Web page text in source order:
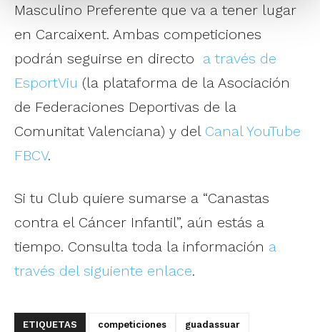
Masculino Preferente que va a tener lugar
en Carcaixent. Ambas competiciones
podrán seguirse en directo a través de
EsportViu (la plataforma de la Asociación
de Federaciones Deportivas de la
Comunitat Valenciana) y del Canal YouTube
FBCV.
Si tu Club quiere sumarse a “Canastas
contra el Cáncer Infantil”, aún estás a
tiempo. Consulta toda la información a
través del siguiente enlace.
ETIQUETAS competiciones guadassuar